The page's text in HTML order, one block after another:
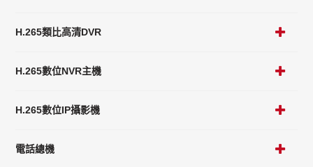
H.265類比高清DVR
H.265數位NVR主機
H.265數位IP攝影機
電話總機